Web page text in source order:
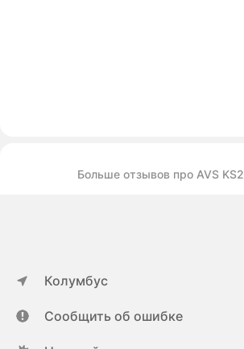
Больше отзывов про AVS
Колумбус
Сообщить об ошибке